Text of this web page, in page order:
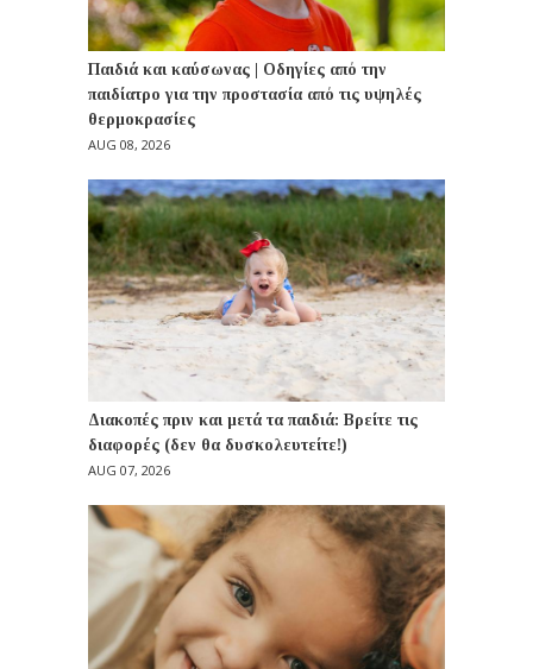
Παιδιά και καύσωνας | Οδηγίες από την
παιδίατρο για την προστασία από τις υψηλές
θερμοκρασίες
AUG 08, 2026
Διακοπές πριν και μετά τα παιδιά: Βρείτε τις
διαφορές (δεν θα δυσκολευτείτε!)
AUG 07, 2026